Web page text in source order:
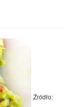
Źródło: